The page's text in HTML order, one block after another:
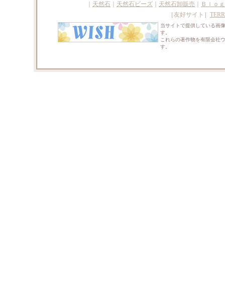
天然石 天然石ビーズ 天然石卸販売
Ｂｌｏｇ
［友好サイト］
当サイトで提供している画
す。
これらの著作物を有限会社
す。